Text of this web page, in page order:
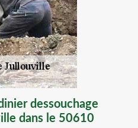
dessouchage
dans le 50610